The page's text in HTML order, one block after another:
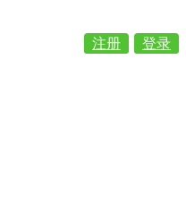
登录
注册